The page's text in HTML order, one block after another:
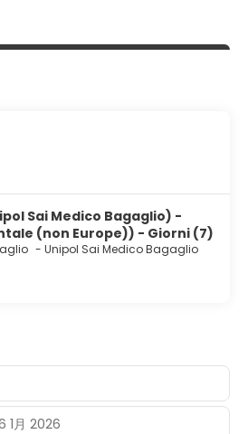
Sai Medico Bagaglio) -
(non Europe)) - Giorni (7)
- Unipol Sai Medico Bagaglio
1月 2026